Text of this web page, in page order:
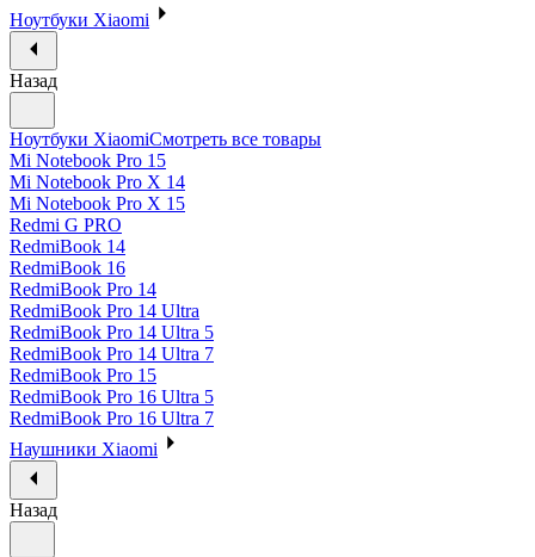
Ноутбуки Xiaomi
Назад
Ноутбуки XiaomiСмотреть все товары
Mi Notebook Pro 15
Mi Notebook Pro X 14
Mi Notebook Pro X 15
Redmi G PRO
RedmiBook 14
RedmiBook 16
RedmiBook Pro 14
RedmiBook Pro 14 Ultra
RedmiBook Pro 14 Ultra 5
RedmiBook Pro 14 Ultra 7
RedmiBook Pro 15
RedmiBook Pro 16 Ultra 5
RedmiBook Pro 16 Ultra 7
Наушники Xiaomi
Назад